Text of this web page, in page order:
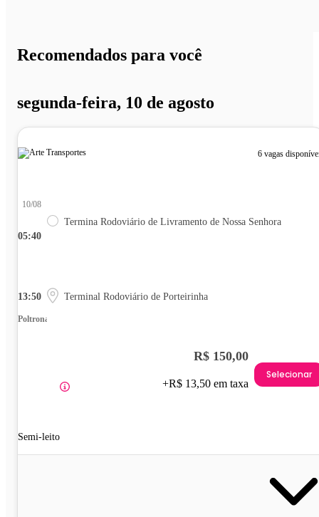
Recomendados para você
segunda-feira, 10 de agosto
6 vagas
05:40
10/08
Termina Rodoviário de Livramento de Nossa Senhora
13:50 Terminal Rodoviário de Porteirinha
Poltrona
Semi-leito
R$ 150,00
+R$ 13,50 em taxa
Selecionar